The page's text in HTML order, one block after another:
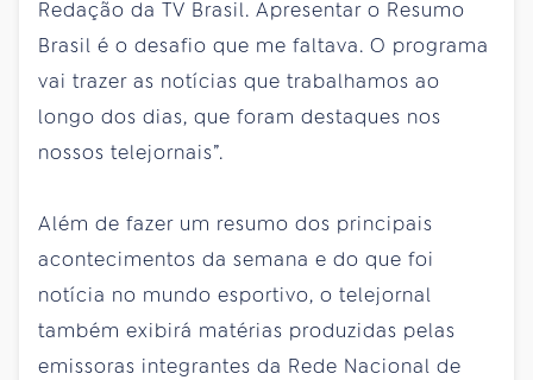
Redação da TV Brasil. Apresentar o Resumo
Brasil é o desafio que me faltava. O programa
vai trazer as notícias que trabalhamos ao
longo dos dias, que foram destaques nos
nossos telejornais”.
Além de fazer um resumo dos principais
acontecimentos da semana e do que foi
notícia no mundo esportivo, o telejornal
também exibirá matérias produzidas pelas
emissoras integrantes da Rede Nacional de